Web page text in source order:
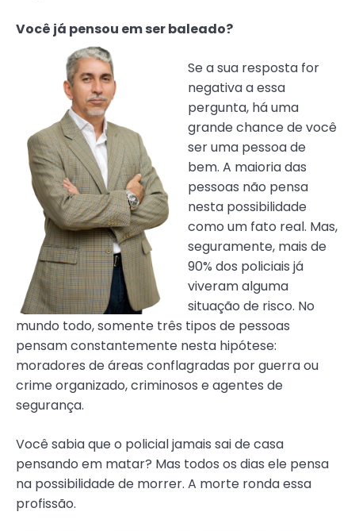
Você já pensou em ser baleado?
Se a sua resposta for
negativa a essa
pergunta, há uma
grande chance de você
ser uma pessoa de
bem. A maioria das
pessoas não pensa
nesta possibilidade
como um fato real. Mas,
seguramente, mais de
90% dos policiais já
viveram alguma
situação de risco. No
mundo todo, somente três tipos de pessoas
pensam constantemente nesta hipótese:
moradores de áreas conflagradas por guerra ou
crime organizado, criminosos e agentes de
segurança.
Você sabia que o policial jamais sai de casa
pensando em matar? Mas todos os dias ele pensa
na possibilidade de morrer. A morte ronda essa
profissão.